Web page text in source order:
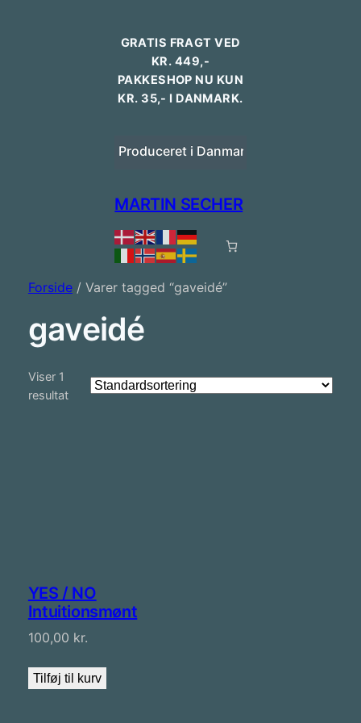
GRATIS FRAGT VED
KR. 449,-
PAKKESHOP NU KUN
KR. 35,- I DANMARK.
Produceret i Danmark
MARTIN SECHER
Forside/ Varer tagged “gaveidé”
gaveidé
Viser 1
resultat
YES / NO
Intuitionsmønt
100,00 kr.
Tilføj til kurv